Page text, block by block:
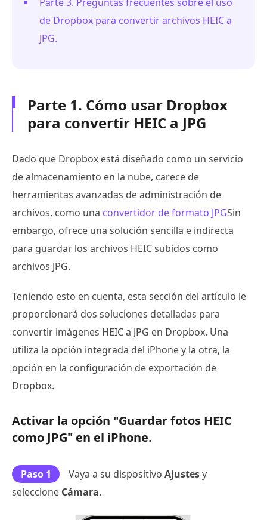
de Dropbox para convertir archivos HEIC a
JPG.
Parte 1. Cómo usar Dropbox
para convertir HEIC a JPG
Dado que Dropbox está diseñado como un servicio
de almacenamiento en la nube, carece de
herramientas avanzadas de administración de
archivos, como una convertidor de formato JPGSin
embargo, ofrece una solución sencilla e indirecta
para guardar los archivos HEIC subidos como
archivos JPG.
Teniendo esto en cuenta, esta sección del artículo le
proporcionará dos soluciones detalladas para
convertir imágenes HEIC a JPG en Dropbox. Una
utiliza la opción integrada del iPhone y la otra, la
opción en la configuración de exportación de
Dropbox.
Activar la opción "Guardar fotos HEIC
como JPG" en el iPhone.
Paso 1 Vaya a su dispositivo Ajustesy
seleccione Cámara.